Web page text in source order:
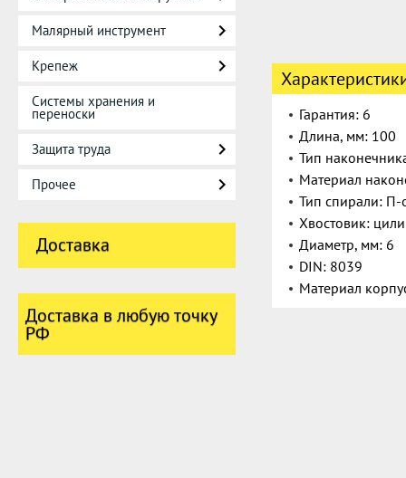
Малярный инструмент
Крепеж
Системы хранения и
переноски
Защита труда
Прочее
Доставка
Доставка в любую точку
РФ
Гарантия: 6
Длина, мм: 100
Тип
Материал
Тип спирали: П-
Хвостовик:
Диаметр, мм: 6
DIN: 8039
Материал